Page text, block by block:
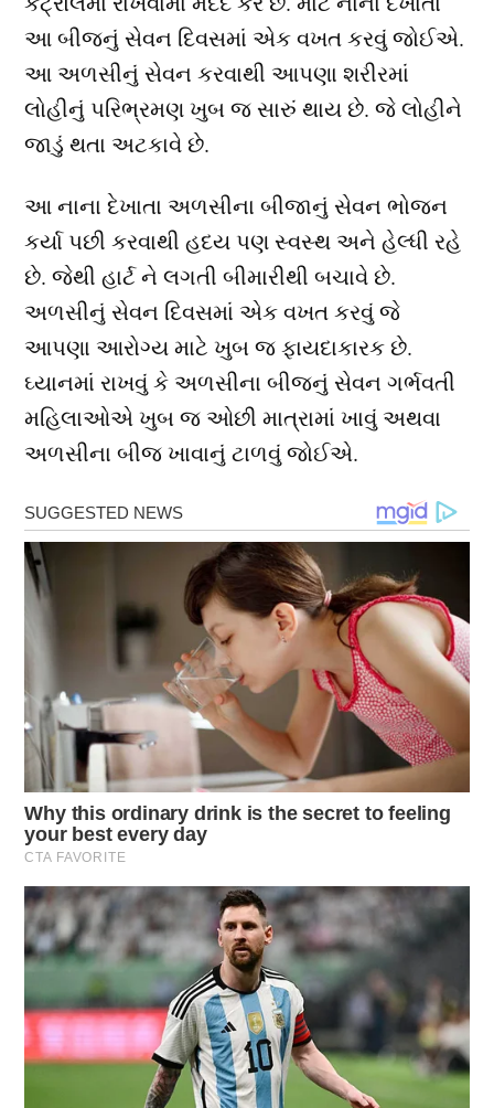
આ બીજનું સેવન દિવસમાં એક વખત કરવું જોઈએ.
આ અળસીનું સેવન કરવાથી આપણા શરીરમાં
લોહીનું પરિભ્રમણ ખુબ જ સારું થાય છે. જે લોહીને
જાડું થતા અટકાવે છે.
આ નાના દેખાતા અળસીના બીજાનું સેવન ભોજન
કર્યા પછી કરવાથી હદય પણ સ્વસ્થ અને હેલ્ધી રહે
છે. જેથી હાર્ટ ને લગતી બીમારીથી બચાવે છે.
અળસીનું સેવન દિવસમાં એક વખત કરવું જે
આપણા આરોગ્ય માટે ખુબ જ ફાયદાકારક છે.
ઘ્યાનમાં રાખવું કે અળસીના બીજનું સેવન ગર્ભવતી
મહિલાઓએ ખુબ જ ઓછી માત્રામાં ખાવું અથવા
અળસીના બીજ ખાવાનું ટાળવું જોઈએ.